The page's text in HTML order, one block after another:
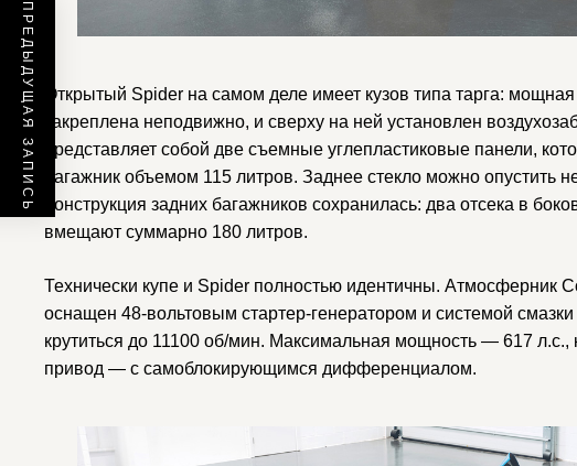
Открытый Spider на самом деле имеет кузов типа тарга:
закреплена неподвижно, и сверху на ней установлен
представляет собой две съемные углепластиковые панели,
багажник объемом 115 литров. Заднее стекло можно опустить
Конструкция задних багажников сохранилась: два отсека в
вмещают суммарно 180 литров.
Технически купе и Spider полностью идентичны. Атмосферник
оснащен 48-вольтовым стартер-генератором и системой
крутиться до 11100 об/мин. Максимальная мощность — 617
привод — с самоблокирующимся дифференциалом.
ПРЕДЫДУЩАЯ ЗАПИСЬ